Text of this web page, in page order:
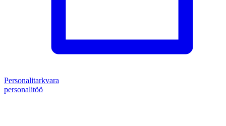
Personalitarkvara
personalitöö